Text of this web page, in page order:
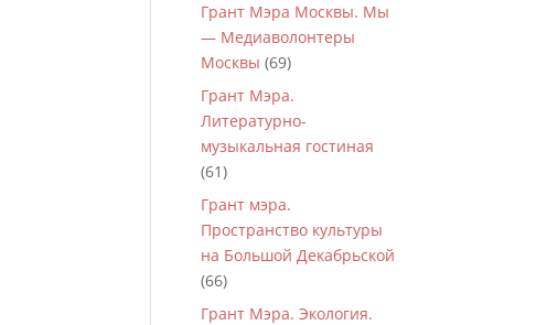
Грант Мэра Москвы. Мы
— Медиаволонтеры
Москвы (69)
Грант Мэра.
Литературно-
музыкальная гостиная
(61)
Грант мэра.
Пространство культуры
на Большой Декабрьской
(66)
Грант Мэра. Экология.